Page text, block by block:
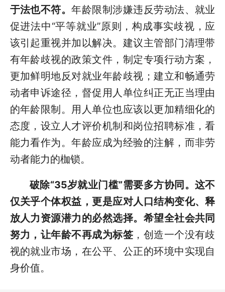
于法也不符。年龄限制涉嫌违反劳动法、就业
促进法中“平等就业”原则，构成事实歧视，应
该引起重视并加以解决。建议主管部门清理带
有年龄歧视的政策文件，制定专项行动方案，
更加鲜明地反对就业年龄歧视；建立和畅通劳
动者申诉途径，督促用人单位纠正无正当理由
的年龄限制。用人单位也应该以更加精细化的
态度，设立人才评价机制和岗位招聘标准，看
能力看作为。年龄应成为经验的注解，而非劳
动者能力的枷锁。
破除“35岁就业门槛”需要多方协同。这不
仅关乎个体权益，更是应对人口结构变化、释
放人力资源潜力的必然选择。 希望全社会共同
努力，让年龄不再成为标签 ，创造一个没有歧
视的就业市场，在公平、公正的环境中实现自
身价值。